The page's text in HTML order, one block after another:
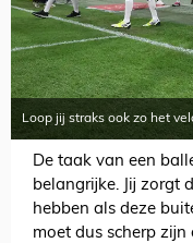
Loop jij straks ook zo het
De taak van een
belangrijke. Jij zorgt
hebben als deze
moet dus scherp